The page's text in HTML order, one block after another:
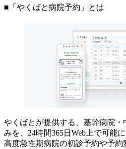
■「やくばと病院予約」とは
やくばとが提供する、基幹病院
みを、24時間365日Web上で可能
高度急性期病院の初診予約や予